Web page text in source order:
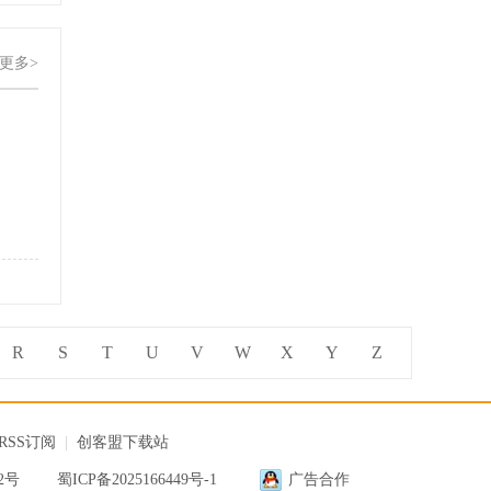
更多>
R S T U V W X Y Z
订阅 创客盟下载站
号 蜀ICP备2025166449号-1 广告合作